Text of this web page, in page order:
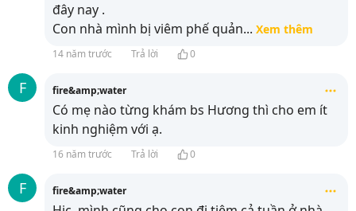
đây nay .
Con nhà mình bị viêm phế quản... Xem thêm
14 năm trước Trả lời 0
F fire&amp;water
Có mẹ nào từng khám bs Hương thì cho em ít
kinh nghiệm với ạ.
16 năm trước Trả lời 0
F fire&amp;water